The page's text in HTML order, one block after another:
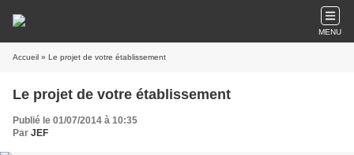
MENU
Accueil » Le projet de votre établissement
Le projet de votre établissement
Publié le 01/07/2014 à 10:35
Par JEF